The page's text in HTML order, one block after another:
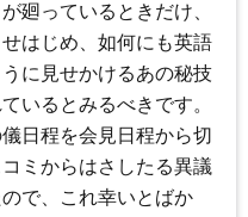
廻っているときだけ、
はじめ、如何にも英語
に見せかけるあの秘技
いるとみるべきです。
日程を会見日程から切
ミからはさしたる異議
で、これ幸いとばか